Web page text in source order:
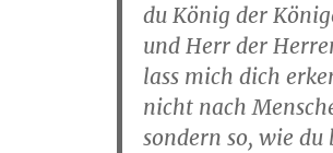
du König der
und Herr der
lass mich dich
nicht nach
sondern so, wie du